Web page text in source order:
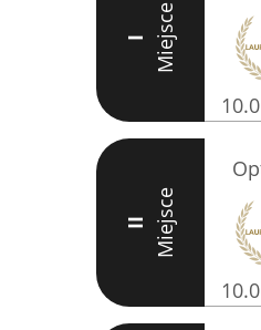
I Miejsce
10.0
II Miejsce
10.0